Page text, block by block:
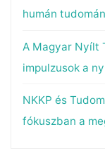
humán
A Magyar Nyílt
impulzusok a
NKKP és
fókuszban a